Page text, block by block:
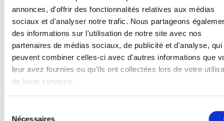
annonces, d'offrir des fonctionnalités relatives aux médias
sociaux et d'analyser notre trafic. Nous partageons
des informations sur l'utilisation de notre site avec nos
partenaires de médias sociaux, de publicité et d'analyse, qui
peuvent combiner celles-ci avec d'autres informations que
leur avez fournies ou qu'ils ont collectées lors de votre
de leurs services.
Nécessaires
Boitier de contrôle universelle Lèvre
télescopique
Nr. Art: 20902005